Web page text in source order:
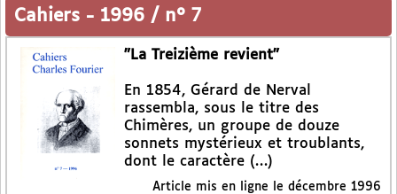
Cahiers - 1996 / n° 7
"La Treizième revient"
En 1854, Gérard de Nerval
rassembla, sous le titre des
Chimères, un groupe de douze
sonnets mystérieux et troublants,
dont le caractère (…)
Article mis en ligne le décembre 1996